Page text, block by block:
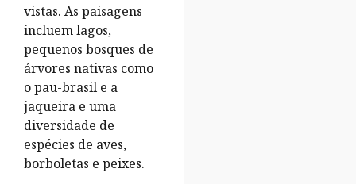
vistas. As paisagens
incluem lagos,
pequenos bosques de
árvores nativas como
o pau-brasil e a
jaqueira e uma
diversidade de
espécies de aves,
borboletas e peixes.